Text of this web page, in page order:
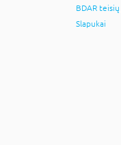
BDAR
Slapukai